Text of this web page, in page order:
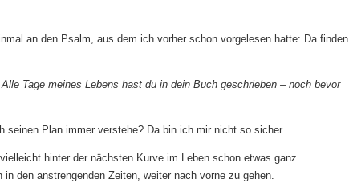
an den Psalm, aus dem ich vorher schon vorgelesen hatte: Da finden
Tage meines Lebens hast du in dein Buch geschrieben – noch bevor
Plan immer verstehe? Da bin ich mir nicht so sicher.
hinter der nächsten Kurve im Leben schon etwas ganz
den anstrengenden Zeiten, weiter nach vorne zu gehen.